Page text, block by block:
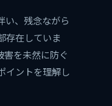
い、残念ながら
存在していま
害を未然に防ぐ
イントを理解し